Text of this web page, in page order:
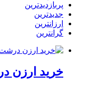
پربازدیدترین
جدیدترین
ارزانترین
گرانترین
خرید ارزن